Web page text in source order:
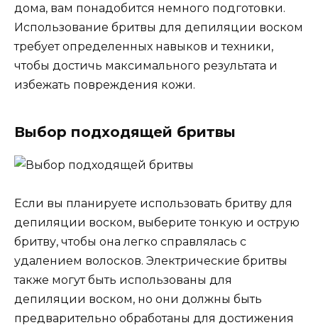
дома, вам понадобится немного подготовки.
Использование бритвы для депиляции воском
требует определенных навыков и техники,
чтобы достичь максимального результата и
избежать повреждения кожи.
Выбор подходящей бритвы
Если вы планируете использовать бритву для
депиляции воском, выберите тонкую и острую
бритву, чтобы она легко справлялась с
удалением волосков. Электрические бритвы
также могут быть использованы для
депиляции воском, но они должны быть
предварительно обработаны для достижения